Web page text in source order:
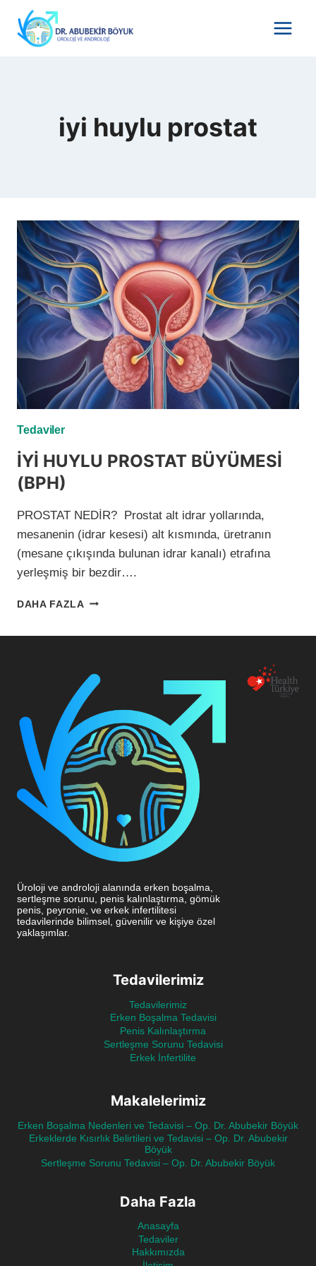
content
iyi huylu prostat
Tedaviler
İYİ HUYLU PROSTAT BÜYÜMESİ
(BPH)
PROSTAT NEDİR? Prostat alt idrar yollarında,
mesanenin (idrar kesesi) alt kısmında, üretranın
(mesane çıkışında bulunan idrar kanalı) etrafına
yerleşmiş bir bezdir….
DAHA FAZLA İYİ
Üroloji ve androloji alanında erken boşalma,
sertleşme sorunu, penis kalınlaştırma, gömük
penis, peyronie, ve erkek infertilitesi
tedavilerinde bilimsel, güvenilir ve kişiye özel
yaklaşımlar.
Tedavilerimiz
Tedavilerimiz
Erken Boşalma Tedavisi
Penis Kalınlaştırma
Sertleşme Sorunu Tedavisi
Erkek İnfertilite
Makalelerimiz
Erken Boşalma Nedenleri ve Tedavisi – Op. Dr. Abubekir Böyük
Erkeklerde Kısırlık Belirtileri ve Tedavisi – Op. Dr. Abubekir
Böyük
Sertleşme Sorunu Tedavisi – Op. Dr. Abubekir Böyük
Daha Fazla
Anasayfa
Tedaviler
Hakkımızda